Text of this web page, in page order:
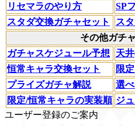
リセマラのやり方
SP
スタダ交換ガチャセット
ス
その他ガチ
ガチャスケジュール予想
天
恒常キャラ交換セット
限
プライズガチャ解説
選
限定/恒常キャラの実装順 ジ
ユーザー登録のご案内